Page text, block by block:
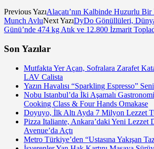
Previous YazıAlaçatı’nın Kalbinde Huzurlu Bir
Munch AvluNext YazıDyDo Gönüllüleri,
Günü’nde 474 kg Atık ve 12.800 İzmarit
Son Yazılar
Mutfakta Yer Açan, Sofralara Zarafet
LAV Calista
Yazın Havalısı “Sparkling Espresso”
Nobu Istanbul’da İki Aşamalı
Cooking Class & Four Hands Omakase
Doyuyo, İlk Altı Ayda 7 Milyon Lezzet
Pizza Italiante, Ankara’daki Yeni Lezzet
Avenue’da Açtı
Metro Türkiye’den “Ustasına Yakışan